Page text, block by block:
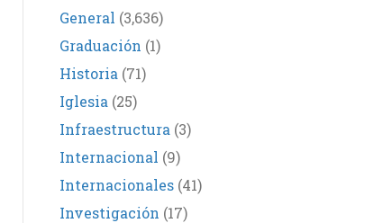
General (3,636)
Graduación (1)
Historia (71)
Iglesia (25)
Infraestructura (3)
Internacional (9)
Internacionales(41)
Investigación (17)